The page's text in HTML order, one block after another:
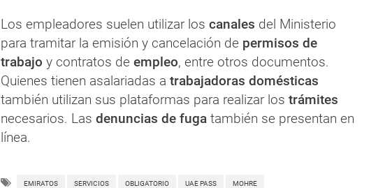
Los empleadores suelen utilizar los canales del Ministerio
para tramitar la emisión y cancelación de permisos de
trabajo y contratos de empleo, entre otros documentos.
Quienes tienen asalariadas a trabajadoras domésticas
también utilizan sus plataformas para realizar los trámites
necesarios. Las denuncias de fuga también se presentan en
línea.
EMIRATOS SERVICIOS OBLIGATORIO UAE PASS MOHRE